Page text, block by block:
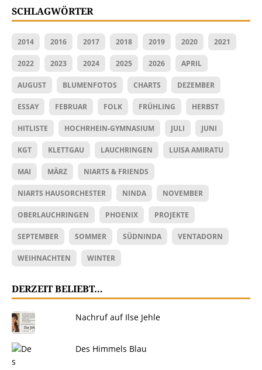
SCHLAGWÖRTER
2014 2016 2017 2018 2019 2020 2021
2022 2023 2024 2025 2026 APRIL
AUGUST BLUMENFOTOS CHARTS DEZEMBER
ESSAY FEBRUAR FOLK FRÜHLING HERBST
HITLISTE HOCHRHEIN-GYMNASIUM JULI JUNI
KGT KLETTGAU LAUCHRINGEN LUISA AMIRATU
MAI MÄRZ NIARTS & FRIENDS
NIARTS HAUSORCHESTER NINDA NOVEMBER
OBERLAUCHRINGEN PHOENIX PROJEKTE
SEPTEMBER SOMMER SÜDNINDA VENTADORN
WEIHNACHTEN WINTER
DERZEIT BELIEBT…
Nachruf auf Ilse Jehle
Des Himmels Blau